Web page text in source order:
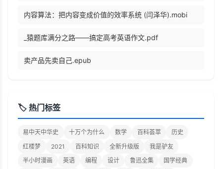
内容算法：把内容变成价值的效率系统 (闫泽华).mobi
_猿题库满分之路——搞定高考英语作文.pdf
卖产品先卖自己.epub
🏷️ 热门标签
易中天中华史 十万个为什么 数学 百科荟萃
历史
红楼梦
2021 百科知识 全新升级版
我是驴友
半小时漫画
英语 编程 设计 鲁迅全集
国学经典